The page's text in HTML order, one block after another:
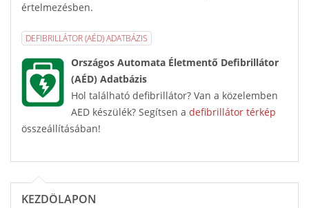
értelmezésben.
DEFIBRILLÁTOR (AÉD) ADATBÁZIS
Országos Automata Életmentő Defibrillátor
(AÉD) Adatbázis
Hol található defibrillátor? Van a közelemben
AED készülék? Segítsen a defibrillátor térkép
összeállításában!
KEZDŐLAPON